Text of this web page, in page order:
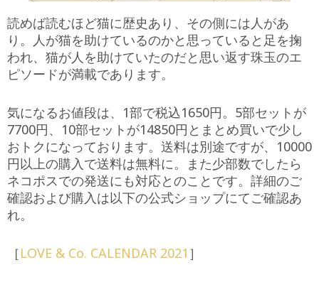
読めば読むほど猫に歴史あり、その側には人があ
り。人が猫を助けているのかと思っていると足を掬
われ、猫が人を助けていたのだと思い返す珠玉のエ
ピソードが満載であります。
気になるお値段は、1部で税込1650円。5部セットが
7700円、10部セットが14850円とまとめ買いで少し
おトクになっております。送料は別途ですが、10000
円以上の購入で送料は無料に。また少部数でしたら
ネコポスでの発送にも対応とのことです。詳細のご
確認および購入は以下の公式ショップにてご確認あ
れ。
［LOVE & Co. CALENDAR 2021 ］